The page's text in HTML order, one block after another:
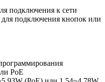
подключения к сети
подключения кнопок или
PoE